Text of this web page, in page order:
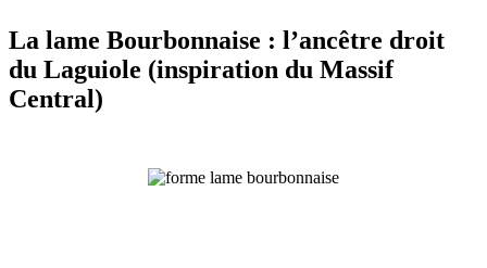
La lame Bourbonnaise : l’ancêtre droit
du Laguiole (inspiration du Massif
Central)